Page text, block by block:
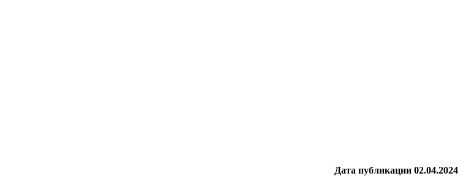
Дата публикации 02.04.2024